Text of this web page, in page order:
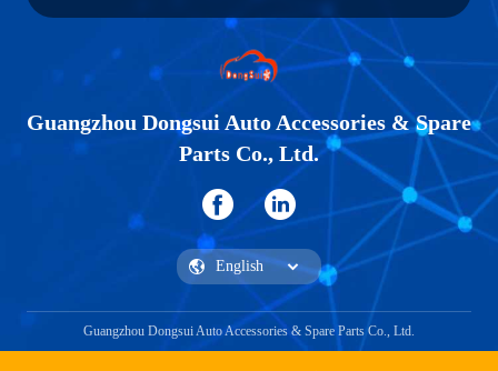
Guangzhou Dongsui Auto Accessories & Spare
Parts Co., Ltd.
Guangzhou Dongsui Auto Accessories & Spare Parts Co., Ltd.